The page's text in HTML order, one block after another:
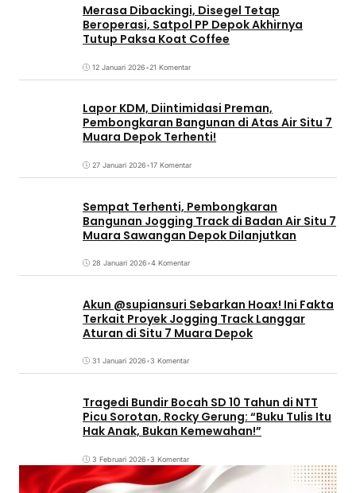
Merasa Dibackingi, Disegel Tetap
Beroperasi, Satpol PP Depok Akhirnya
Tutup Paksa Koat Coffee
12 Januari 2026•21 Komentar
Lapor KDM, Diintimidasi Preman,
Pembongkaran Bangunan di Atas Air Situ 7
Muara Depok Terhenti!
27 Januari 2026•17 Komentar
Sempat Terhenti, Pembongkaran
Bangunan Jogging Track di Badan Air Situ 7
Muara Sawangan Depok Dilanjutkan
28 Januari 2026•4 Komentar
Akun @supiansuri Sebarkan Hoax! Ini Fakta
Terkait Proyek Jogging Track Langgar
Aturan di Situ 7 Muara Depok
31 Januari 2026•3 Komentar
Tragedi Bundir Bocah SD 10 Tahun di NTT
Picu Sorotan, Rocky Gerung: “Buku Tulis Itu
Hak Anak, Bukan Kemewahan!”
3 Februari 2026•3 Komentar